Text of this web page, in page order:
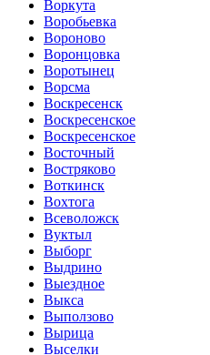
Воркута
Воробьевка
Вороново
Воронцовка
Воротынец
Ворсма
Воскресенск
Воскресенское
Воскресенское
Восточный
Востряково
Воткинск
Вохтога
Всеволожск
Вуктыл
Выборг
Выдрино
Выездное
Выкса
Выползово
Вырица
Выселки